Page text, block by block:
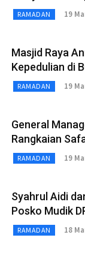
RAMADAN 19
Masjid Raya
Kepedulian di
RAMADAN 19
General
Rangkaian
RAMADAN 19
Syahrul Aidi
Posko Mudik
RAMADAN 18